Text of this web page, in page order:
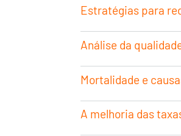
Estratégias para
Análise da
Mortalidade e
A melhoria das